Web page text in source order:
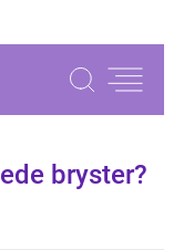
bryster?